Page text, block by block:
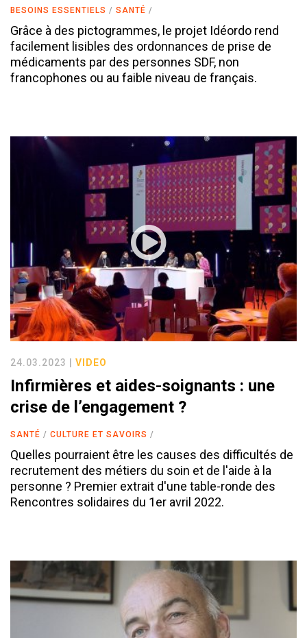
BESOINS ESSENTIELS SANTÉ
Grâce à des pictogrammes, le projet Idéordo rend
facilement lisibles des ordonnances de prise de
médicaments par des personnes SDF, non
francophones ou au faible niveau de français.
24.03.2023 | VIDEO
Infirmières et aides-soignants : une
crise de l’engagement ?
SANTÉ CULTURE ET SAVOIRS
Quelles pourraient être les causes des difficultés de
recrutement des métiers du soin et de l'aide à la
personne ? Premier extrait d'une table-ronde des
Rencontres solidaires du 1er avril 2022.